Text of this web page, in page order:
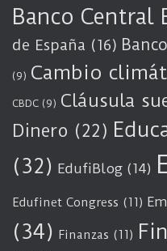
Banco Central
de España (16)
(9) Cambio
CBDC (9) Cláusula
Dinero (22)
(32) EdufiBlog (14)
Edufinet Congress (11)
(34) Finanzas (11)